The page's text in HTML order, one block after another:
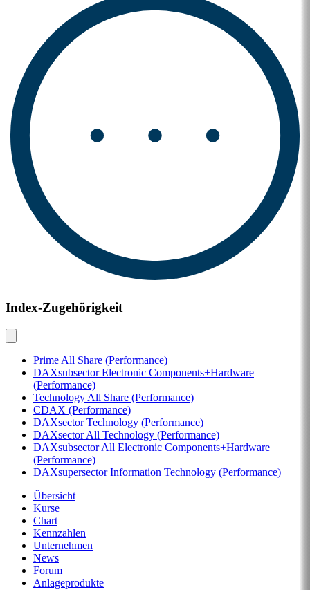
Index-Zugehörigkeit
Prime All Share (Performance)
DAXsubsector Electronic Components+Hardware
(Performance)
Technology All Share (Performance)
CDAX (Performance)
DAXsector Technology (Performance)
DAXsector All Technology (Performance)
DAXsubsector All Electronic Components+Hardware
(Performance)
DAXsupersector Information Technology (Performance)
Übersicht
Kurse
Chart
Kennzahlen
Unternehmen
News
Forum
Anlageprodukte